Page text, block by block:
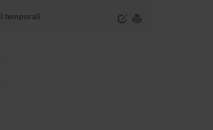
temporali